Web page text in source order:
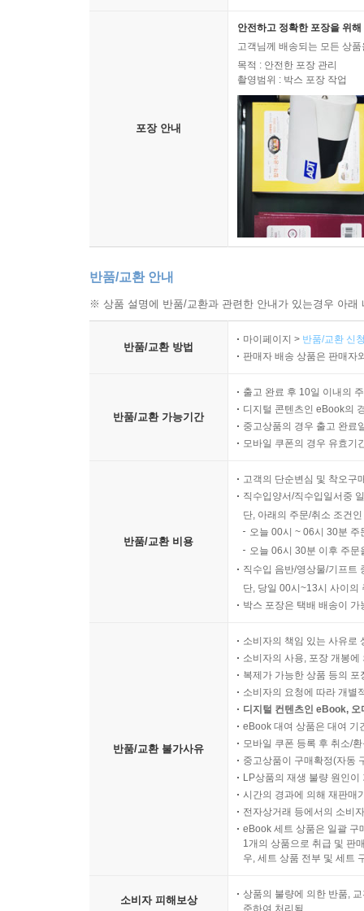
포장 안내
안전하고 정확한 포장을 위
고객님께 배송되는 모든 상
목적 : 안전한 포장 관리
촬영범위 : 박스 포장 작업
반품/교환 안내
※ 상품 설명에 반품/교환과 관련한 안내가 있는경우 아
반품/교환 방법
마이페이지 > 반품/교환 신
판매자 배송 상품은 판매자
반품/교환 가능기간
출고 완료 후 10일 이내의
디지털 콘텐츠인 eBook의
중고상품의 경우 출고 완료
모바일 쿠폰의 경우 유효기
반품/교환 비용
고객의 단순변심 및 착오구
직수입양서/직수입일서중
단, 아래의 주문/취소 조건
오늘 00시 ~ 06시 30분
오늘 06시 30분 이후 주
직수입 음반/영상물/기프트
단, 당일 00시~13시 사이의
박스 포장은 택배 배송이
반품/교환 불가사유
소비자의 책임 있는 사유로
소비자의 사용, 포장 개봉
복제가 가능한 상품 등의
소비자의 요청에 따라 개별
디지털 컨텐츠인 eBook,
eBook 대여 상품은 대여 기
모바일 쿠폰 등록 후 취소/
중고상품이 구매확정(자동
LP상품의 재생 불량 원인
시간의 경과에 의해 재판매
전자상거래 등에서의 소비
eBook 세트 상품은 일괄 구
1개의 상품으로 취급 및 판
우, 세트 상품 전부 및 세트
소비자 피해보상
상품의 불량에 의한 반품,
준하여 처리됨